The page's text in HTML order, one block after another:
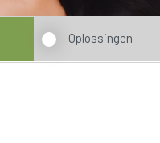
Oplossingen